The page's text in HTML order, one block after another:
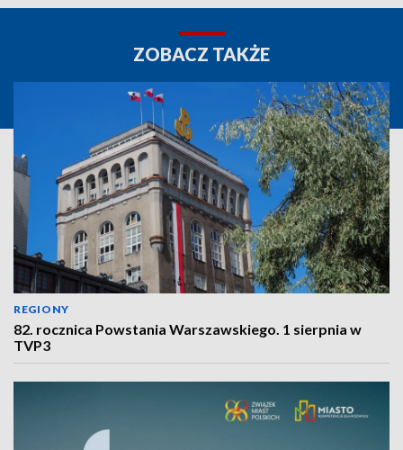
ZOBACZ TAKŻE
REGIONY
82. rocznica Powstania Warszawskiego. 1 sierpnia w
TVP3